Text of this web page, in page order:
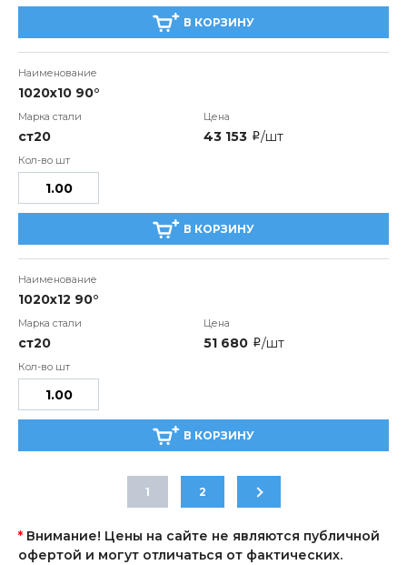
В КОРЗИНУ
1020х10 90°
ст20 43 153 i/шт
В КОРЗИНУ
1020х12 90°
ст20 51 680 i/шт
В КОРЗИНУ
1 2
* Внимание! Цены на сайте не являются публичной
офертой и могут отличаться от фактических.